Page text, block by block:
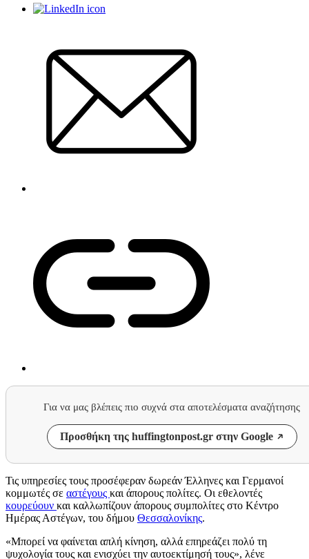
Για να μας βλέπεις πιο συχνά στα αποτελέσματα αναζήτησης
Προσθήκη της huffingtonpost.gr στην Google
Τις υπηρεσίες τους προσέφεραν δωρεάν Έλληνες και Γερμανοί
κομμωτές σε αστέγους και άπορους πολίτες. Οι εθελοντές
κουρεύουν και καλλωπίζουν άπορους συμπολίτες στο Κέντρο
Ημέρας Αστέγων, του δήμου Θεσσαλονίκης.
«Μπορεί να φαίνεται απλή κίνηση, αλλά επηρεάζει πολύ τη
ψυχολογία τους και ενισχύει την αυτοεκτίμησή τους», λένε